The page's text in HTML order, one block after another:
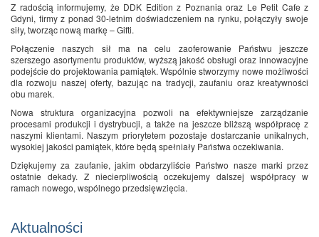
Z radością informujemy, że DDK Edition z Poznania oraz Le Petit Cafe z
Gdyni, firmy z ponad 30-letnim doświadczeniem na rynku, połączyły swoje
siły, tworząc nową markę – Gifti.
Połączenie naszych sił ma na celu zaoferowanie Państwu jeszcze
szerszego asortymentu produktów, wyższą jakość obsługi oraz innowacyjne
podejście do projektowania pamiątek. Wspólnie stworzymy nowe możliwości
dla rozwoju naszej oferty, bazując na tradycji, zaufaniu oraz kreatywności
obu marek.
Nowa struktura organizacyjna pozwoli na efektywniejsze zarządzanie
procesami produkcji i dystrybucji, a także na jeszcze bliższą współpracę z
naszymi klientami. Naszym priorytetem pozostaje dostarczanie unikalnych,
wysokiej jakości pamiątek, które będą spełniały Państwa oczekiwania.
Dziękujemy za zaufanie, jakim obdarzyliście Państwo nasze marki przez
ostatnie dekady. Z niecierpliwością oczekujemy dalszej współpracy w
ramach nowego, wspólnego przedsięwzięcia.
Aktualności